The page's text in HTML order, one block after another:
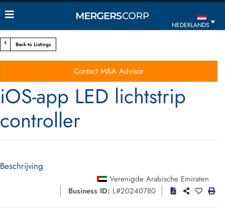
NEDERLANDS
Back to Listings
Contact M&A Advisor
iOS-app LED lichtstrip
controller
Beschrijving
Verenigde Arabische Emiraten
Business ID: L#20240780